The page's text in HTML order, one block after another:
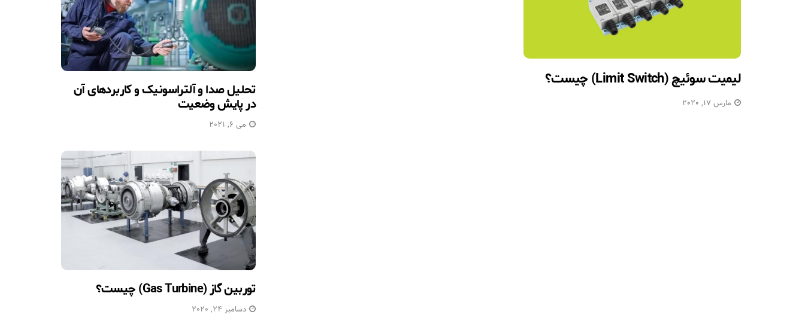
لیمیت سوئیچ (Limit Switch) چیست؟
مارس 17, 2020
تحلیل صدا و آلتراسونیک و کاربردهای آن
در پایش وضعیت
می 6, 2021
توربین گاز (Gas Turbine) چیست؟
دسامبر 24, 2020